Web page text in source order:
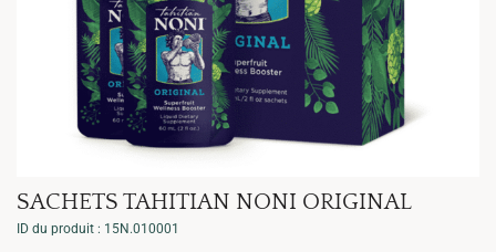
SACHETS TAHITIAN NONI ORIGINAL
ID du produit : 15N.010001